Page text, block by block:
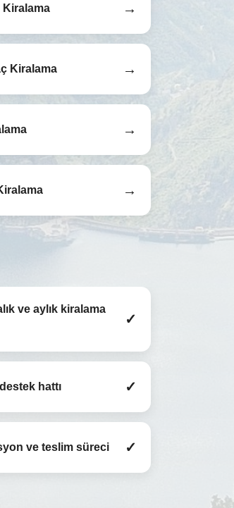
Kiralama →
Kiralama →
→
→
ve aylık kiralama
✓
hattı ✓
ve teslim süreci ✓